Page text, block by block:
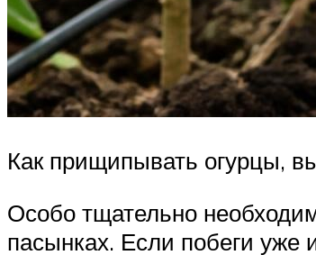
Как прищипывать огурцы,
Особо тщательно
пасынках. Если побеги